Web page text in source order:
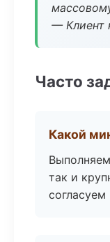
— Клиент
Часто
Какой
так и